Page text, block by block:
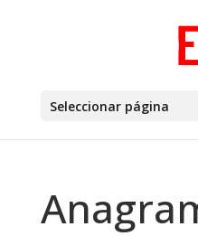
Seleccionar página